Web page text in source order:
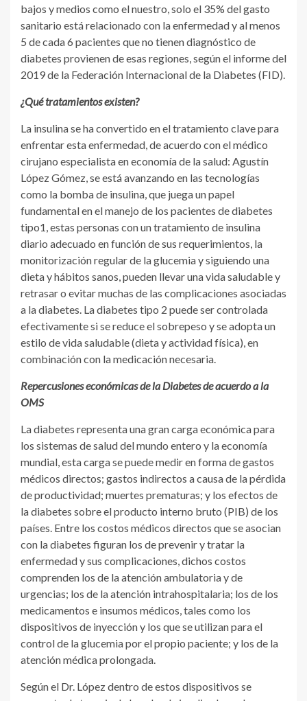
bajos y medios como el nuestro, solo el 35% del gasto
sanitario está relacionado con la enfermedad y al menos
5 de cada 6 pacientes que no tienen diagnóstico de
diabetes provienen de esas regiones, según el informe del
2019 de la Federación Internacional de la Diabetes (FID).
¿Qué tratamientos existen?
La insulina se ha convertido en el tratamiento clave para
enfrentar esta enfermedad, de acuerdo con el médico
cirujano especialista en economía de la salud: Agustín
López Gómez, se está avanzando en las tecnologías
como la bomba de insulina, que juega un papel
fundamental en el manejo de los pacientes de diabetes
tipo1, estas personas con un tratamiento de insulina
diario adecuado en función de sus requerimientos, la
monitorización regular de la glucemia y siguiendo una
dieta y hábitos sanos, pueden llevar una vida saludable y
retrasar o evitar muchas de las complicaciones asociadas
a la diabetes. La diabetes tipo 2 puede ser controlada
efectivamente si se reduce el sobrepeso y se adopta un
estilo de vida saludable (dieta y actividad física), en
combinación con la medicación necesaria.
Repercusiones económicas de la Diabetes de acuerdo a la
OMS
La diabetes representa una gran carga económica para
los sistemas de salud del mundo entero y la economía
mundial, esta carga se puede medir en forma de gastos
médicos directos; gastos indirectos a causa de la pérdida
de productividad; muertes prematuras; y los efectos de
la diabetes sobre el producto interno bruto (PIB) de los
países. Entre los costos médicos directos que se asocian
con la diabetes figuran los de prevenir y tratar la
enfermedad y sus complicaciones, dichos costos
comprenden los de la atención ambulatoria y de
urgencias; los de la atención intrahospitalaria; los de los
medicamentos e insumos médicos, tales como los
dispositivos de inyección y los que se utilizan para el
control de la glucemia por el propio paciente; y los de la
atención médica prolongada.
Según el Dr. López dentro de estos dispositivos se